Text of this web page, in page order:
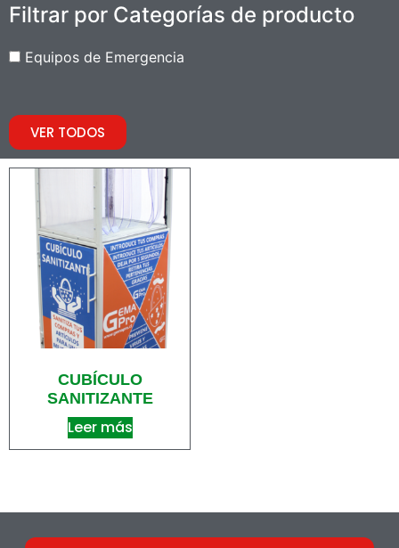
Filtrar por Categorías de producto
Equipos de Emergencia
VER TODOS
CUBÍCULO
SANITIZANTE
Leer más